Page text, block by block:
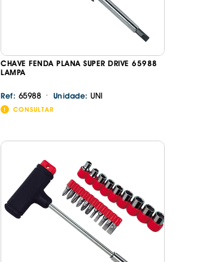
CHAVE FENDA PLANA SUPER DRIVE 65988
LAMPA
Ref: 65988 · Unidade:UNI
CONSULTAR